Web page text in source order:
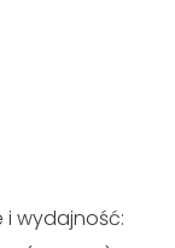
i wydajność: